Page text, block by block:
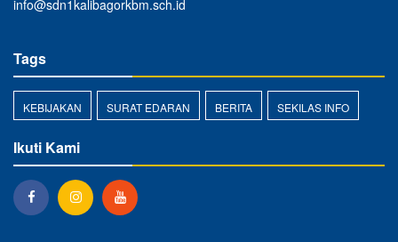
info@sdn1kalibagorkbm.sch.id
Tags
KEBIJAKAN SURAT EDARAN BERITA SEKILAS INFO
Ikuti Kami